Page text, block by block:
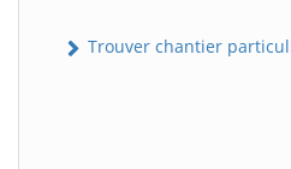
Trouver chantier